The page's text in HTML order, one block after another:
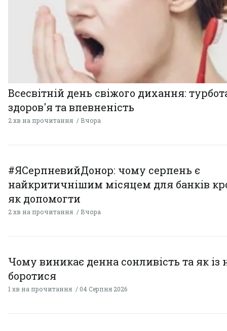
Всесвітній день свіжого дихання:
здоров'я та впевненість
2 хв на прочитання Вчора
#ЯСерпневийДонор: чому серпень є
найкритичнішим місяцем для банків
як допомогти
2 хв на прочитання Вчора
Чому виникає денна сонливість та як із
боротися
1 хв на прочитання 04 Серпня 2026